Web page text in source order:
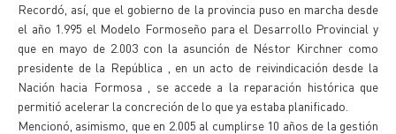
Recordó, así, que el gobierno de la provincia puso en marcha desde
el año 1.995 el Modelo Formoseño para el Desarrollo Provincial y
que en mayo de 2.003 con la asunción de Néstor Kirchner como
presidente de la República , en un acto de reivindicación desde la
Nación hacia Formosa , se accede a la reparación histórica que
permitió acelerar la concreción de lo que ya estaba planificado.
Mencionó, asimismo, que en 2.005 al cumplirse 10 años de la gestión